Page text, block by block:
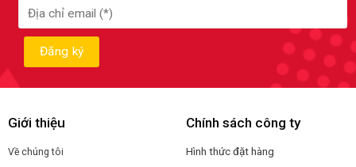
Giới thiệu
Về chúng tôi
Chính sách công ty
Hình thức đặt hàng